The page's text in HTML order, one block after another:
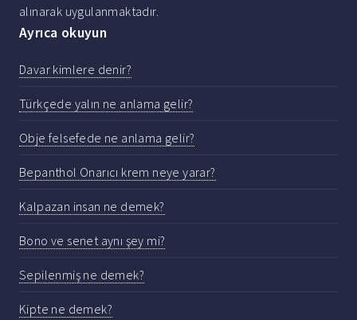
alınarak uygulanmaktadır.
Ayrıca okuyun
Davar kimlere denir?
Türkçede yalın ne anlama gelir?
Obje felsefede ne anlama gelir?
Bepanthol Onarıcı krem neye yarar?
Kalpazan insan ne demek?
Bono ve senet aynı şey mi?
Sepilenmiş ne demek?
Kipte ne demek?